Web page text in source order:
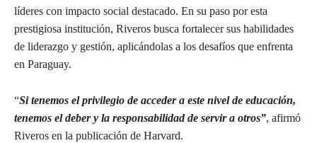
líderes con impacto social destacado. En su paso por esta
prestigiosa institución, Riveros busca fortalecer sus habilidades
de liderazgo y gestión, aplicándolas a los desafíos que enfrenta
en Paraguay.
“Si tenemos el privilegio de acceder a este nivel de educación,
tenemos el deber y la responsabilidad de servir a otros”, afirmó
Riveros en la publicación de Harvard.